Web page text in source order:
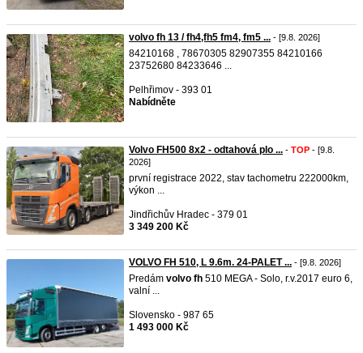
volvo fh 13 / fh4,fh5 fm4, fm5 ... - [9.8. 2026]
84210168 , 78670305 82907355 84210166
23752680 84233646 ...
Pelhřimov - 393 01
Nabídněte
Volvo FH500 8x2 - odtahová plo ... - TOP - [9.8.
2026]
první registrace 2022, stav tachometru 222000km,
výkon ...
Jindřichův Hradec - 379 01
3 349 200 Kč
VOLVO FH 510, L 9.6m. 24-PALET ... - [9.8. 2026]
Predám volvo fh 510 MEGA - Solo, r.v.2017 euro 6,
valní ...
Slovensko - 987 65
1 493 000 Kč